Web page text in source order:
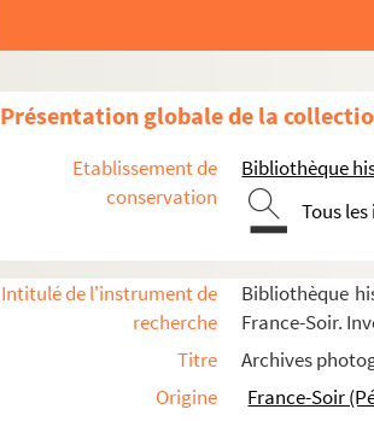
Présentation globale de la
Etablissement de
conservation
Bibliothèque
Tous
Intitulé de l'instrument de
recherche
Bibliothèque
France-Soir.
Titre
Archives
Origine
France-Soir
FSE-004352. Barbe
Baronchelli, Giovanni Battista
FSE-000916. Barone, Nicolas
FSE-000917. Barrutia, Antonio
FSE-003848. Bartali, Gino
FSE-004355. Bartalini, Remo
Barteau, Vincent